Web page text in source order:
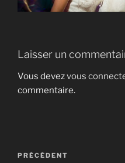
Laisser un
Vous devezvous
commentaire.
Navigation
Article
PRÉCÉDENT